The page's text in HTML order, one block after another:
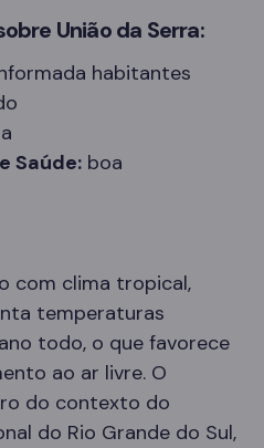
União da Serra:
habitantes
Saúde: boa
com clima tropical,
temperaturas
todo, o que favorece
ao ar livre. O
do contexto do
do Rio Grande do Sul,